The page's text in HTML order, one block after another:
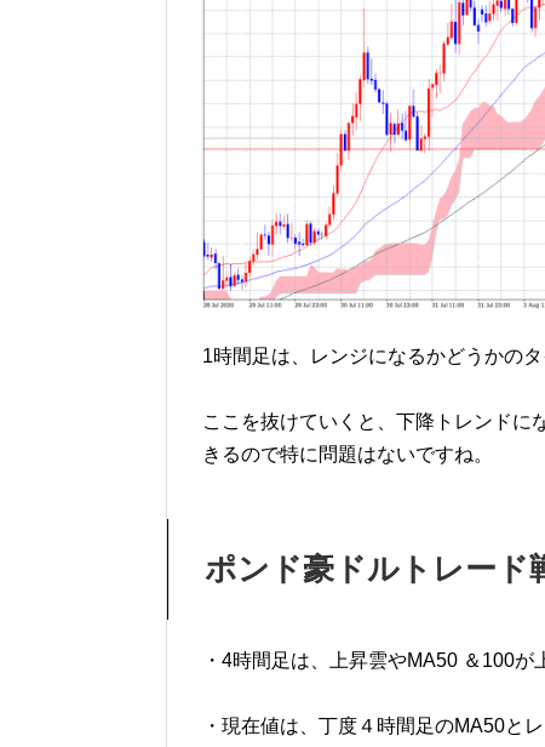
1時間足は、レンジになるかどうかのタ
ここを抜けていくと、下降トレンドに
きるので特に問題はないですね。
ポンド豪ドルトレード
・4時間足は、上昇雲やMA50 ＆100
・現在値は、丁度４時間足のMA50と